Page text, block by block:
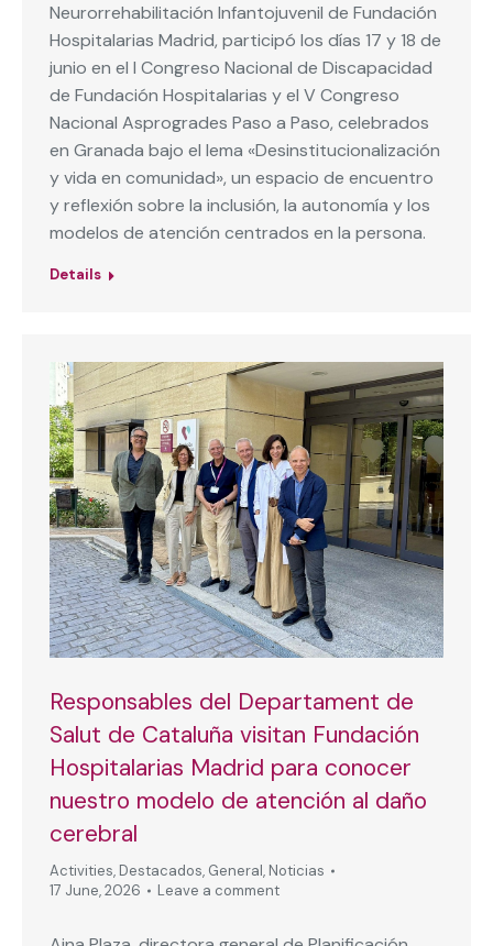
Neurorrehabilitación Infantojuvenil de Fundación
Hospitalarias Madrid, participó los días 17 y 18 de
junio en el I Congreso Nacional de Discapacidad
de Fundación Hospitalarias y el V Congreso
Nacional Asprogrades Paso a Paso, celebrados
en Granada bajo el lema «Desinstitucionalización
y vida en comunidad», un espacio de encuentro
y reflexión sobre la inclusión, la autonomía y los
modelos de atención centrados en la persona.
Details
Responsables del Departament de
Salut de Cataluña visitan Fundación
Hospitalarias Madrid para conocer
nuestro modelo de atención al daño
cerebral
Activities, Destacados, General, Noticias
17 June, 2026
Leave a comment